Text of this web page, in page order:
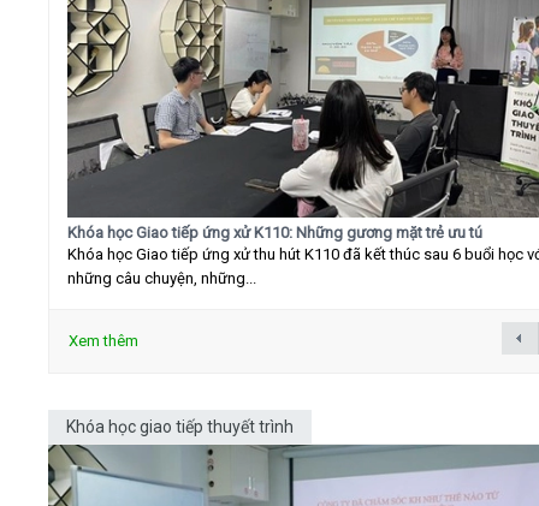
Khóa học Giao tiếp ứng xử K110: Những gương mặt trẻ ưu tú
Khóa học Giao tiếp ứng xử thu hút K110 đã kết thúc sau 6 buổi học
những câu chuyện, những...
Xem thêm
Khóa học giao tiếp thuyết trình